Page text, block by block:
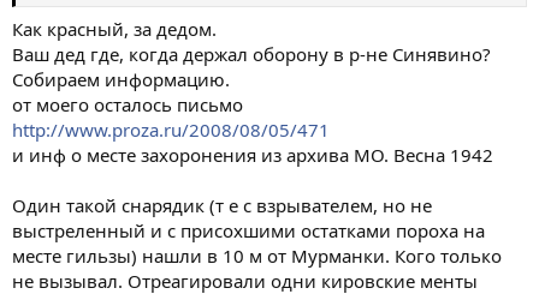
Как красный, за дедом.
Ваш дед где, когда держал оборону в р-не Синявино?
Собираем информацию.
от моего осталось письмо
http://www.proza.ru/2008/08/05/471
и инф о месте захоронения из архива МО. Весна 1942
Один такой снарядик (т е с взрывателем, но не
выстреленный и с присохшими остатками пороха на
месте гильзы) нашли в 10 м от Мурманки. Кого только
не вызывал. Отреагировали одни кировские менты